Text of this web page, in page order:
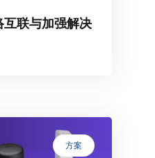
联与加强解决
方案